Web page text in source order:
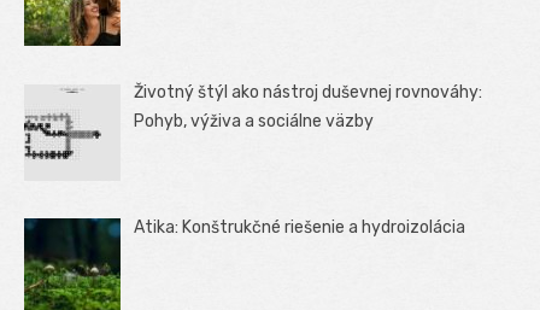
Životný štýl ako nástroj duševnej rovnováhy:
Pohyb, výživa a sociálne väzby
Atika: Konštrukčné riešenie a hydroizolácia